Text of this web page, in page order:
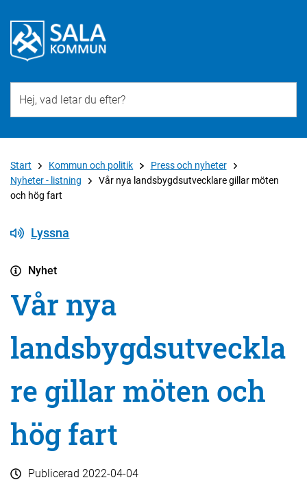
Start Kommun och politik
Press och nyheter
Nyheter - listning
Vår nya landsbygdsutvecklare gillar möten
och hög fart
Lyssna
Nyhet
Vår nya
landsbygdsutveckla
re gillar möten och
hög fart
Publicerad 2022-04-04